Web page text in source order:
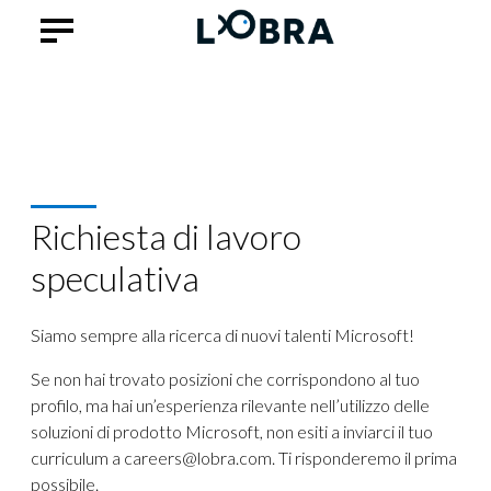
Richiesta di lavoro
speculativa
Siamo sempre alla ricerca di nuovi talenti Microsoft!
Se non hai trovato posizioni che corrispondono al tuo
profilo, ma hai un’esperienza rilevante nell’utilizzo delle
soluzioni di prodotto Microsoft, non esiti a inviarci il tuo
curriculum a careers@lobra.com. Ti risponderemo il prima
possibile.